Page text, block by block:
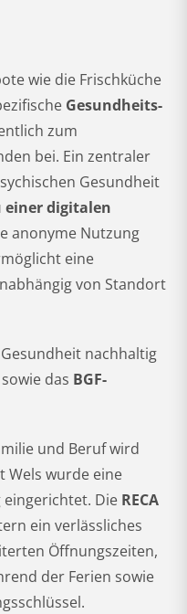
wie die Frischküche
Gesundheits-
zum
bei. Ein zentraler
Gesundheit
einer digitalen
anonyme Nutzung
eine
von Standort
nachhaltig
das BGF-
und Beruf wird
Wels wurde eine
Die RECA
ein verlässliches
Öffnungszeiten,
der Ferien sowie